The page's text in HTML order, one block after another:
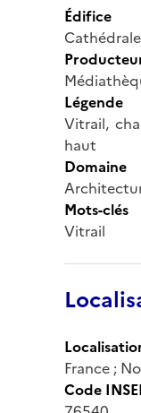
Édifice
Légende
Vitrail,
haut
Domaine
Mots-clés
Vitrail
France ;
Code